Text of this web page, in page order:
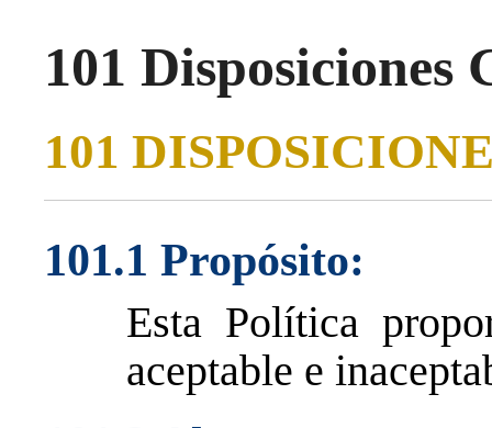
101 Disposiciones
101
101.1 Propósito:
Esta Política
aceptable e